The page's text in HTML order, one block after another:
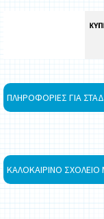
ΠΛΗΡΟΦΟΡΙΕΣ ΓΙΑ
ΚΑΛΟΚΑΙΡΙΝΟ ΣΧΟΛΕΙΟ